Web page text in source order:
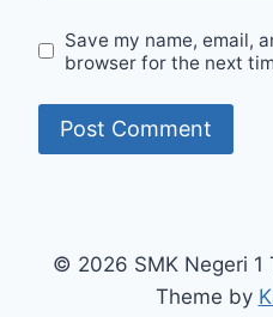
Save my name, email,
browser for the next
© 2026 SMK Negeri 1
Theme by